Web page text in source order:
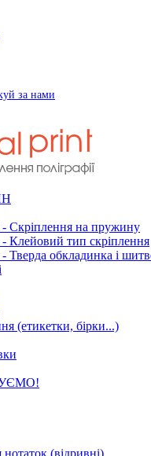
за нами
Скріплення на пружину
Клейовий тип скріплення
Тверда обкладинка і
(етикетки, бірки...)
(відривні)